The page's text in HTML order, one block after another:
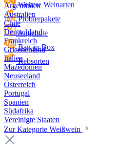
Weitere Weinarten
Probierpakete
Angebote
Bag-in-Box
Rebsorten
Argentinien
Australien
Chile
Deutschland
Frankreich
Griechenland
Italien
Mazedonien
Neuseeland
Österreich
Portugal
Spanien
Südafrika
Vereinigte Staaten
Zur Kategorie Weißwein